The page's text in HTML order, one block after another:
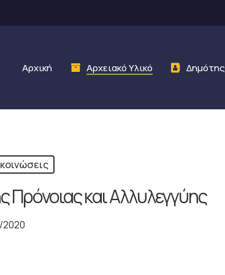
Αρχική Αρχειακό Υλικό Δημότης
Πρόνοιας και Αλλυλεγγύης